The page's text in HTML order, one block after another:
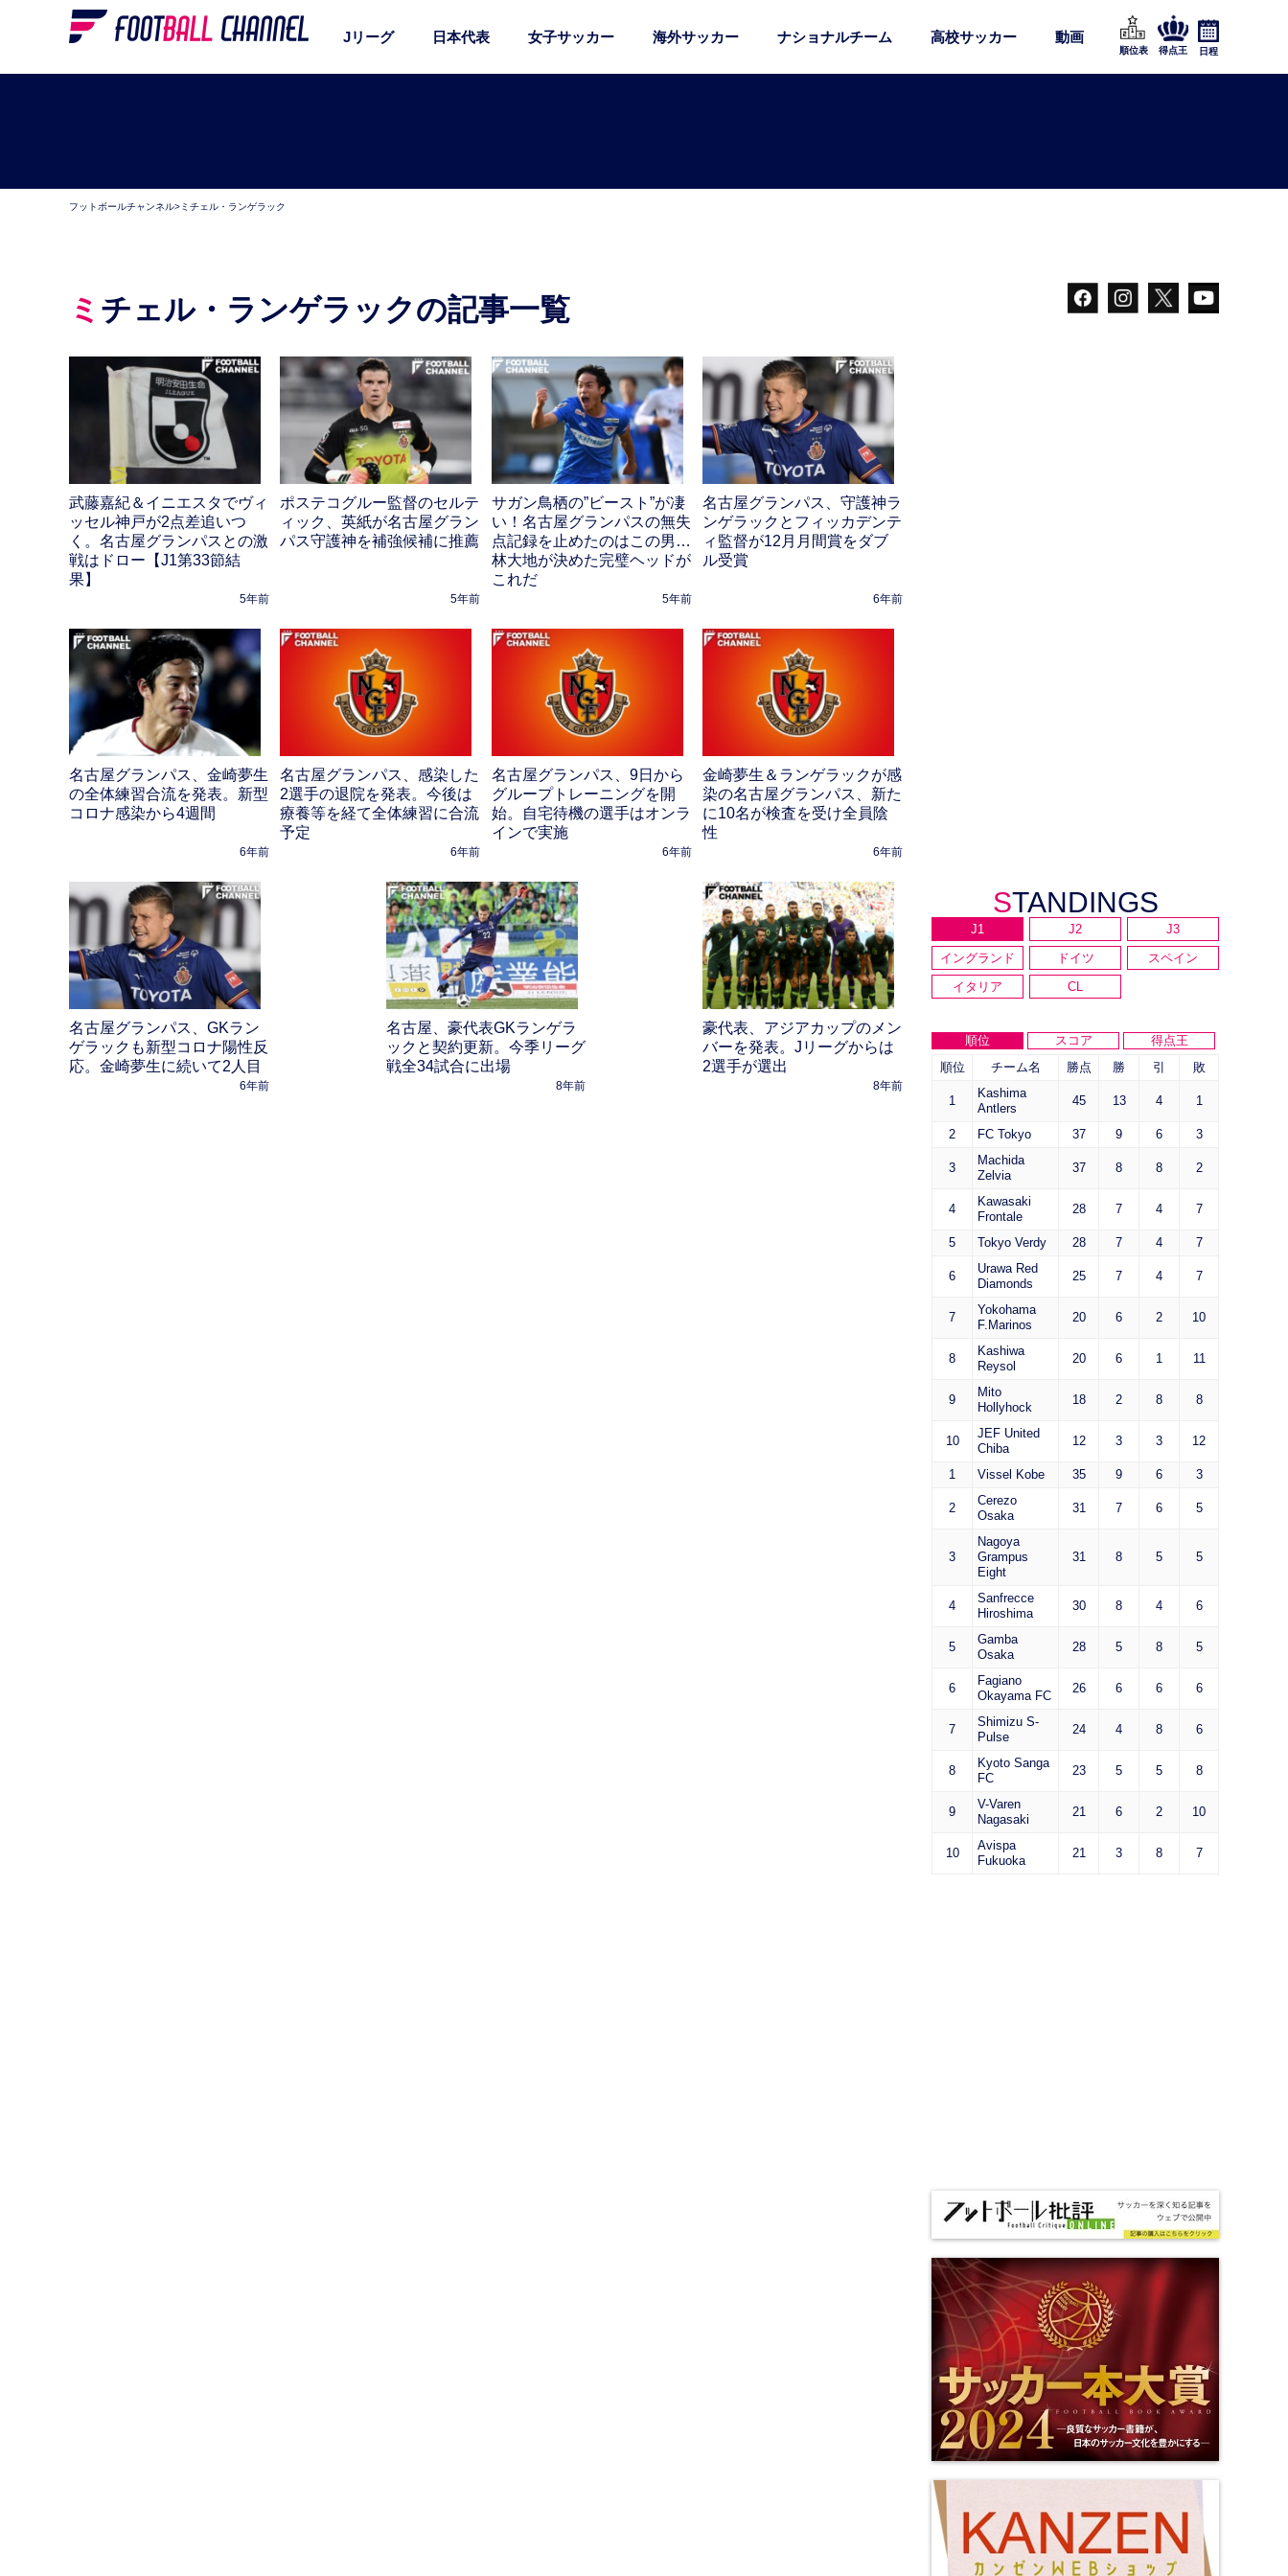
Jリーグ 日本代表 女子サッカー 海外サッカー ナショナルチーム 高校サッカー 動画
順位表 得点王 日程
フットボールチャンネル>ミチェル・ランゲラック
ミチェル・ランゲラックの記事一覧
武藤嘉紀＆イニエスタでヴィ
ッセル神戸が2点差追いつ
く。名古屋グランパスとの激
戦はドロー【J1第33節結
果】
5年前
ポステコグルー監督のセルテ
ィック、英紙が名古屋グラン
パス守護神を補強候補に推薦
5年前
サガン鳥栖の”ビースト”が凄
い！名古屋グランパスの無失
点記録を止めたのはこの男…
林大地が決めた完璧ヘッドが
これだ
5年前
名古屋グランパス、守護神ラ
ンゲラックとフィッカデンテ
ィ監督が12月月間賞をダブ
ル受賞
6年前
名古屋グランパス、金崎夢生
の全体練習合流を発表。新型
コロナ感染から4週間
6年前
名古屋グランパス、感染した
2選手の退院を発表。今後は
療養等を経て全体練習に合流
予定
6年前
名古屋グランパス、9日から
グループトレーニングを開
始。自宅待機の選手はオンラ
インで実施
6年前
金崎夢生＆ランゲラックが感
染の名古屋グランパス、新た
に10名が検査を受け全員陰
性
6年前
名古屋グランパス、GKラン
ゲラックも新型コロナ陽性反
応。金崎夢生に続いて2人目
6年前
名古屋、豪代表GKランゲラ
ックと契約更新。今季リーグ
戦全34試合に出場
8年前
豪代表、アジアカップのメン
バーを発表。Jリーグからは
2選手が選出
8年前
STANDINGS
J1 J2
J3
イングランド
ドイツ
スペイン
イタリア
CL
順位 スコア
得点王
順位
チーム名 勝点 勝 引 敗
1
Kashima
Antlers
45 13 4 1
2 FC Tokyo 37 9 6 3
3
Machida
Zelvia
37 8 8 2
4
Kawasaki
Frontale
28 7 4 7
5 Tokyo Verdy 28 7 4 7
6
Urawa Red
Diamonds
25 7 4 7
7
Yokohama
F.Marinos
20 6 2 10
8
Kashiwa
Reysol
20 6 1 11
9
Mito
Hollyhock
18 2 8 8
10
JEF United
Chiba
12 3 3 12
1 Vissel Kobe 35 9 6 3
2
Cerezo
Osaka
31 7 6 5
3
Nagoya
Grampus
Eight
31 8 5 5
4
Sanfrecce
Hiroshima
30 8 4 6
5
Gamba
Osaka
28 5 8 5
6
Fagiano
Okayama FC
26 6 6 6
7
Shimizu S-
Pulse
24 4 8 6
8
Kyoto Sanga
FC
23 5 5 8
9
V-Varen
Nagasaki
21 6 2 10
10
Avispa
Fukuoka
21 3 8 7